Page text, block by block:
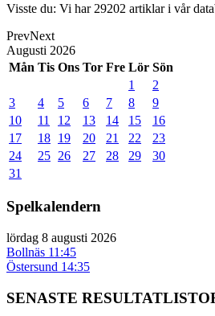
Visste du: Vi har 29202 artiklar i vår
PrevNext
Augusti 2026
Mån Tis Ons Tor Fre Lör Sön
1
2
3
4 5 6 7 8
9
10
11 12 13 14 15
16
17
18 19 20 21 22
23
24
25 26 27 28 29
30
31
Spelkalendern
lördag 8 augusti 2026
Bollnäs 11:45
Östersund 14:35
SENASTE